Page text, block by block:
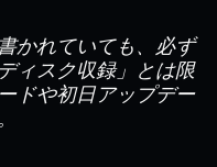
かれていても、必ず
ィスク収録」とは限
ドや初日アップデー